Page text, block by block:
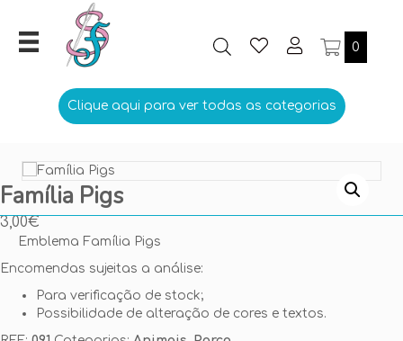
0
Clique aqui para ver todas as categorias
Família Pigs
3,00€
Emblema Família Pigs
Encomendas sujeitas a análise:
Para verificação de stock;
Possibilidade de alteração de cores e textos.